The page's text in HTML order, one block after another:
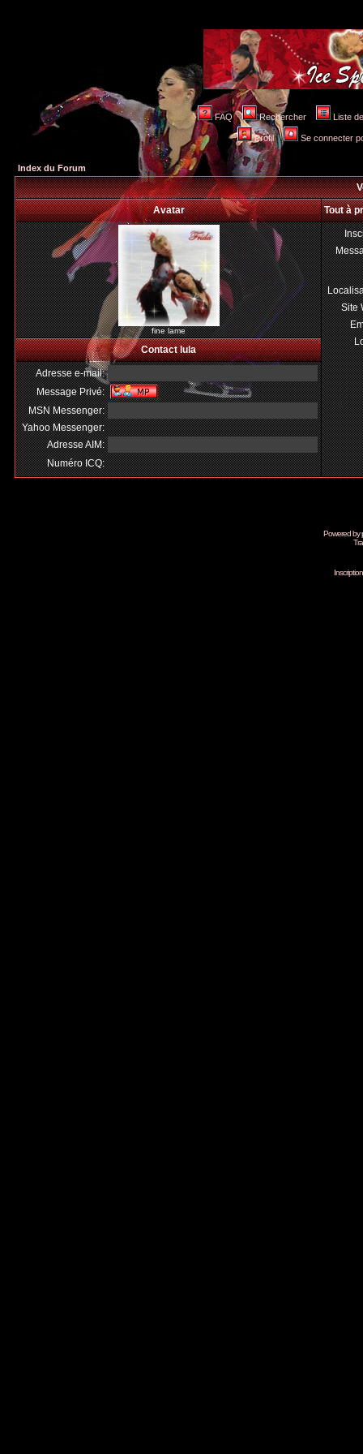
FAQ Rechercher Liste
Profil Se connecter
Index du Forum
Avatar
Tout à
fine lame
Site
Contact lula
Adresse e-mail:
Message Privé:
MSN Messenger:
Yahoo Messenger:
Adresse AIM:
Numéro ICQ:
Powered by